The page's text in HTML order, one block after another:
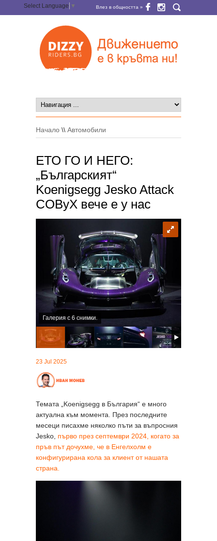
Select Language ▼ Влез в общността »
Начало \\ Автомобили
ЕТО ГО И НЕГО:
„Българският“
Koenigsegg Jesko Attack
COByX вече е у нас
Галерия с 6 снимки.
23 Jul 2025
Темата „Koenigsegg в България“ е много
актуална към момента. През последните
месеци писахме няколко пъти за въпросния
Jesko, първо през септември 2024, когато за
пръв път дочухме, че в Енгелхолм е
конфигурирана кола за клиент от нашата
страна.